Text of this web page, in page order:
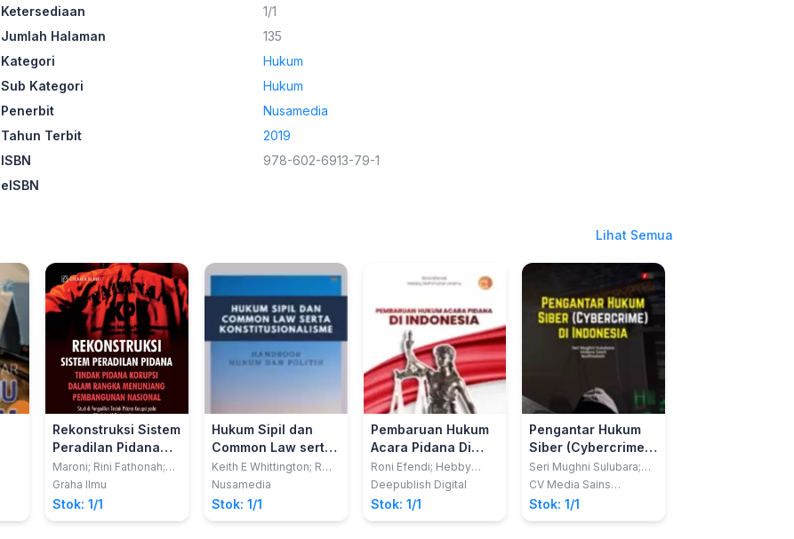
Ketersediaan
1/1
Jumlah Halaman
135
Kategori
Hukum
Sub Kategori
Hukum
Penerbit
Nusamedia
Tahun Terbit
2019
ISBN
978-602-6913-79-1
eISBN
Lihat Semua
Rekonstruksi Sistem
Peradilan Pidana
Tindak Pidana
Korupsi dalam
Rangka Menunjang
Pembangunan
Maroni; Rini Fathonah;
Nenny Dwi Ariani
Graha Ilmu
Stok: 1/1
Hukum Sipil dan
Common Law serta
Konstitusionalisme:
Handbook Hukum
dan Politik
Keith E Whittington; R
Daniel Kelemen;
Nusamedia
Stok: 1/1
Pembaruan Hukum
Acara Pidana Di
Indonesia
Roni Efendi; Hebby
Rahmatul Utamy
Deepublish Digital
Stok: 1/1
Pengantar Hukum
Siber (Cybercrime)
di Indonesia
Seri Mughni Sulubara;
Virdyra Tasril;
CV Media Sains
Indonesia
Stok: 1/1